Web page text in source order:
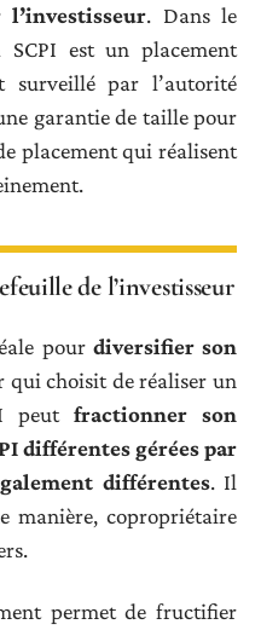
. Dans le
est un placement
surveillé par l’autorité
garantie de taille pour
placement qui réalisent
de l’investisseur
pour diversifier son
qui choisit de réaliser un
peut fractionner son
différentes gérées par
différentes. Il
manière, copropriétaire
permet de fructifier